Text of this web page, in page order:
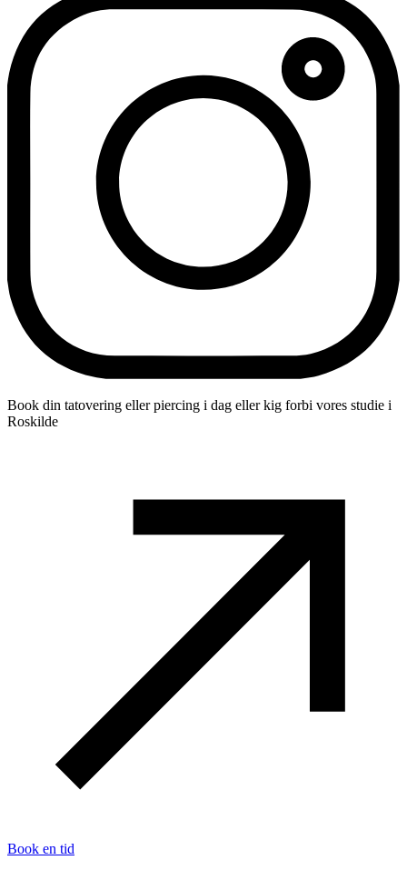
Book din tatovering eller piercing i dag eller kig forbi vores studie i
Roskilde
Book en tid